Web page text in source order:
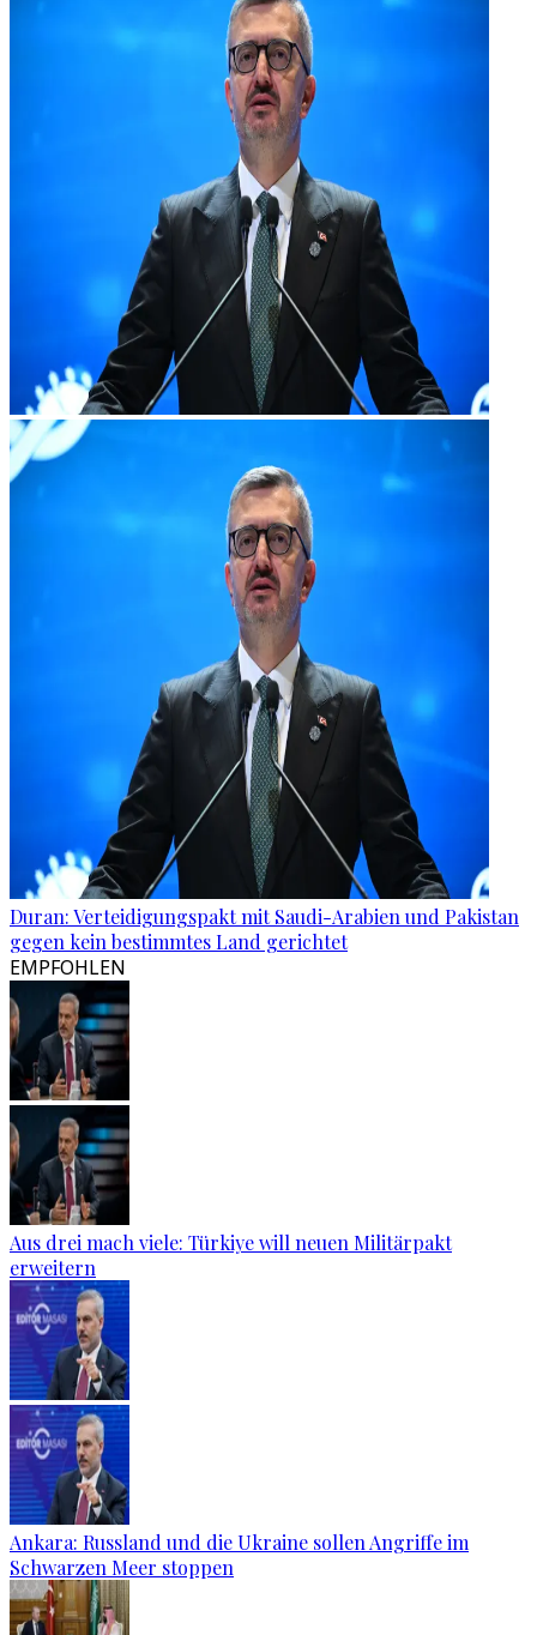
Duran: Verteidigungspakt mit Saudi-Arabien und Pakistan
gegen kein bestimmtes Land gerichtet
EMPFOHLEN
Aus drei mach viele: Türkiye will neuen Militärpakt
erweitern
Ankara: Russland und die Ukraine sollen Angriffe im
Schwarzen Meer stoppen